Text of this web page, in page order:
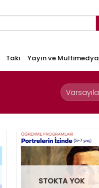
Takı Yayın ve Multimedya
STOKTA YOK